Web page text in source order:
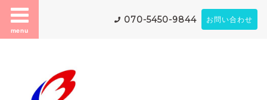
menu
070-5450-9844 お問い合わせ